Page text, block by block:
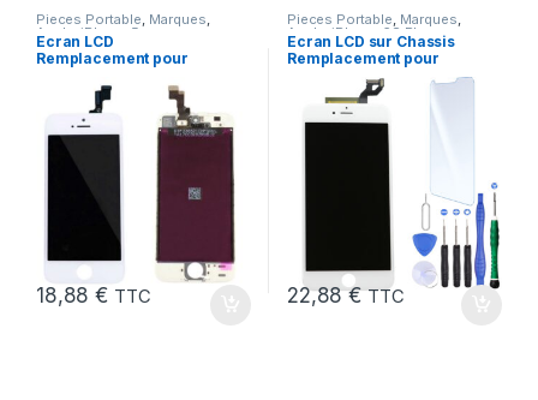
Pieces Portable, Marques,
Apple iPhone 5s
Ecran LCD
Remplacement pour
tactile + Outils
18,88€ TTC
Pieces Portable, Marques,
Apple iPhone 6S Plus
Ecran LCD sur Chassis
Remplacement pour
iPhone 6S Plus Blanc
22,88€ TTC